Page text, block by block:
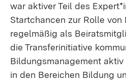
war aktiver Teil des
Startchancen zur Rolle von
regelmäßig als
die Transferinitiative
Bildungsmanagement
in den Bereichen Bildung